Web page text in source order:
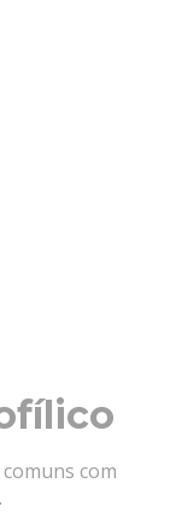
com